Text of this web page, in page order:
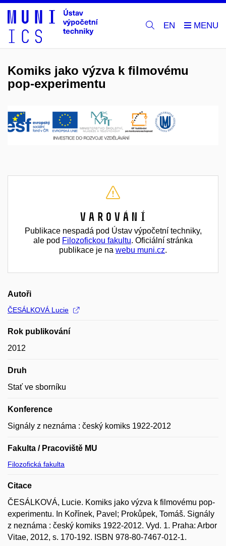
EN
Komiks jako výzva k filmovému
pop-experimentu
Varování
Publikace nespadá pod Ústav výpočetní techniky,
ale pod Filozofickou fakultu. Oficiální stránka
publikace je na webu muni.cz.
Autoři
ČESÁLKOVÁ Lucie
Rok publikování
2012
Druh
Stať ve sborníku
Konference
Signály z neznáma : český komiks 1922-2012
Fakulta / Pracoviště MU
Filozofická fakulta
Citace
ČESÁLKOVÁ, Lucie. Komiks jako výzva k filmovému pop-
experimentu. In Kořínek, Pavel; Prokůpek, Tomáš. Signály
z neznáma : český komiks 1922-2012. Vyd. 1. Praha: Arbor
Vitae, 2012, s. 170-192. ISBN 978-80-7467-012-1.